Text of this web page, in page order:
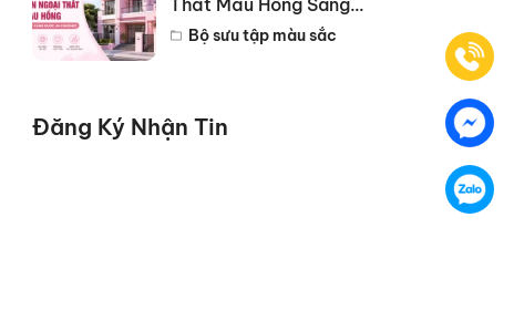
Trọng Đẹp Nhất 2026
Bộ sưu tập màu sắc
Đăng Ký Nhận Tin